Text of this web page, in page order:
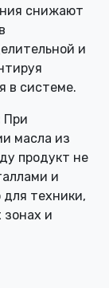
снижают
и
в системе.
При
масла из
продукт не
и
для техники,
и